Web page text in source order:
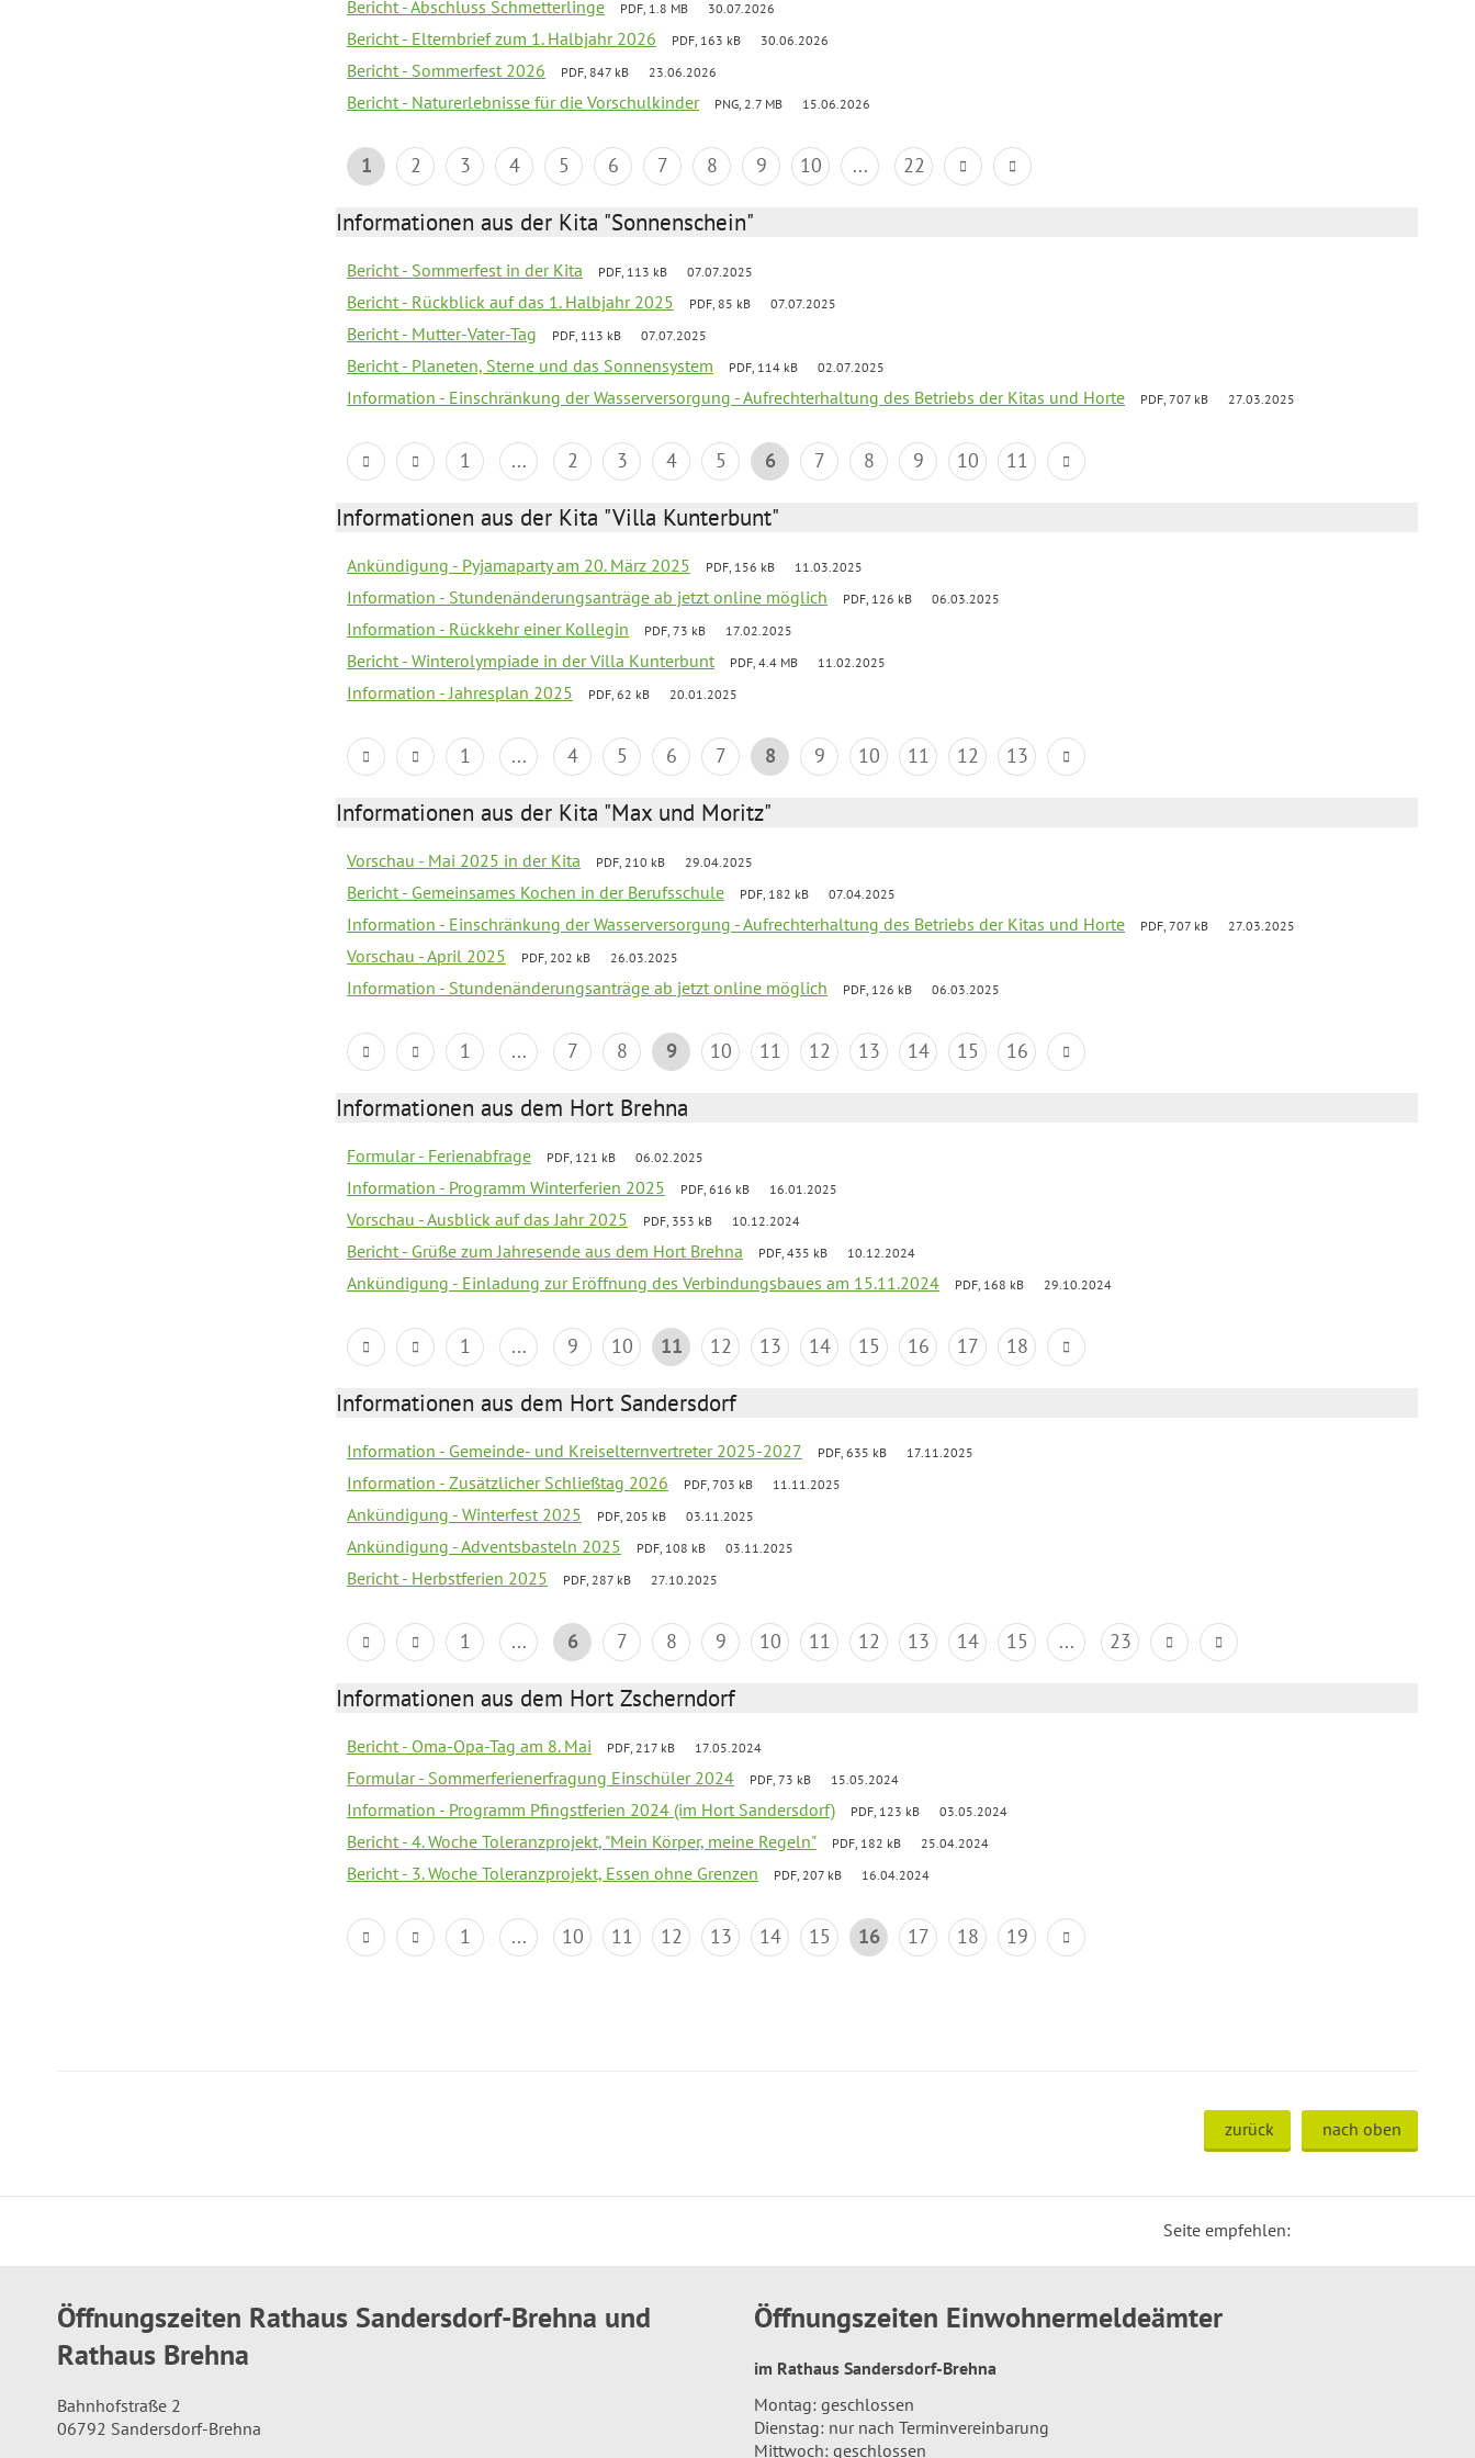
Bericht - Abschluss Schmetterlinge PDF, 1.8 MB 30.07.2026
Bericht - Elternbrief zum 1. Halbjahr 2026 PDF, 163 kB 30.06.2026
Bericht - Sommerfest 2026 PDF, 847 kB 23.06.2026
Bericht - Naturerlebnisse für die Vorschulkinder PNG, 2.7 MB 15.06.2026
1 2 3 4 5 6 7 8 9 10 ... 22
Informationen aus der Kita "Sonnenschein"
Bericht - Sommerfest in der Kita PDF, 113 kB 07.07.2025
Bericht - Rückblick auf das 1. Halbjahr 2025 PDF, 85 kB 07.07.2025
Bericht - Mutter-Vater-Tag PDF, 113 kB 07.07.2025
Bericht - Planeten, Sterne und das Sonnensystem PDF, 114 kB 02.07.2025
Information - Einschränkung der Wasserversorgung - Aufrechterhaltung des Betriebs der Kitas und Horte PDF, 707 kB 27.03.2025
1 ... 2 3 4 5 6 7 8 9 10 11
Informationen aus der Kita "Villa Kunterbunt"
Ankündigung - Pyjamaparty am 20. März 2025 PDF, 156 kB 11.03.2025
Information - Stundenänderungsanträge ab jetzt online möglich PDF, 126 kB 06.03.2025
Information - Rückkehr einer Kollegin PDF, 73 kB 17.02.2025
Bericht - Winterolympiade in der Villa Kunterbunt PDF, 4.4 MB 11.02.2025
Information - Jahresplan 2025 PDF, 62 kB 20.01.2025
1 ... 4 5 6 7 8 9 10 11 12 13
Informationen aus der Kita "Max und Moritz"
Vorschau - Mai 2025 in der Kita PDF, 210 kB 29.04.2025
Bericht - Gemeinsames Kochen in der Berufsschule PDF, 182 kB 07.04.2025
Information - Einschränkung der Wasserversorgung - Aufrechterhaltung des Betriebs der Kitas und Horte PDF, 707 kB 27.03.2025
Vorschau - April 2025 PDF, 202 kB 26.03.2025
Information - Stundenänderungsanträge ab jetzt online möglich PDF, 126 kB 06.03.2025
1 ... 7 8 9 10 11 12 13 14 15 16
Informationen aus dem Hort Brehna
Formular - Ferienabfrage PDF, 121 kB 06.02.2025
Information - Programm Winterferien 2025 PDF, 616 kB 16.01.2025
Vorschau - Ausblick auf das Jahr 2025 PDF, 353 kB 10.12.2024
Bericht - Grüße zum Jahresende aus dem Hort Brehna PDF, 435 kB 10.12.2024
Ankündigung - Einladung zur Eröffnung des Verbindungsbaues am 15.11.2024 PDF, 168 kB 29.10.2024
1 ... 9 10 11 12 13 14 15 16 17 18
Informationen aus dem Hort Sandersdorf
Information - Gemeinde- und Kreiselternvertreter 2025-2027 PDF, 635 kB 17.11.2025
Information - Zusätzlicher Schließtag 2026 PDF, 703 kB 11.11.2025
Ankündigung - Winterfest 2025 PDF, 205 kB 03.11.2025
Ankündigung - Adventsbasteln 2025 PDF, 108 kB 03.11.2025
Bericht - Herbstferien 2025 PDF, 287 kB 27.10.2025
1 ... 6 7 8 9 10 11 12 13 14 15 ... 23
Informationen aus dem Hort Zscherndorf
Bericht - Oma-Opa-Tag am 8. Mai PDF, 217 kB 17.05.2024
Formular - Sommerferienerfragung Einschüler 2024 PDF, 73 kB 15.05.2024
Information - Programm Pfingstferien 2024 (im Hort Sandersdorf) PDF, 123 kB 03.05.2024
Bericht - 4. Woche Toleranzprojekt, "Mein Körper, meine Regeln" PDF, 182 kB 25.04.2024
Bericht - 3. Woche Toleranzprojekt, Essen ohne Grenzen PDF, 207 kB 16.04.2024
1 ... 10 11 12 13 14 15 16 17 18 19
zurück nach oben
Seite empfehlen:
Öffnungszeiten Rathaus Sandersdorf-Brehna und
Rathaus Brehna
Bahnhofstraße 2
06792 Sandersdorf-Brehna
Öffnungszeiten Einwohnermeldeämter
im Rathaus Sandersdorf-Brehna
Montag: geschlossen
Dienstag: nur nach Terminvereinbarung
Mittwoch: geschlossen